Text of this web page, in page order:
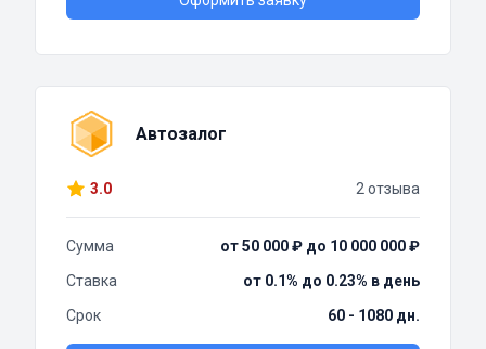
Автозалог
3.0 2 отзыва
Сумма
от 50 000 ₽ до 10 000 000 ₽
Ставка
от 0.1% до 0.23% в день
Срок
60 - 1080 дн.